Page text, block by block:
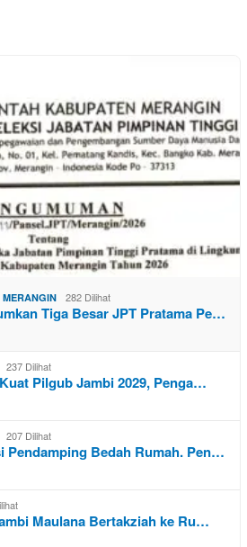
MERANGIN 282 Dilihat
Tiga Besar JPT Pratama Pe…
237 Dilihat
Pilgub Jambi 2029, Penga…
207 Dilihat
Pendamping Bedah Rumah. Pen…
Maulana Bertakziah ke Ru…